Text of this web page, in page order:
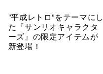
”平成レトロ”をテーマにし
た『サンリオキャラクタ
ーズ』の限定アイテムが
新登場！